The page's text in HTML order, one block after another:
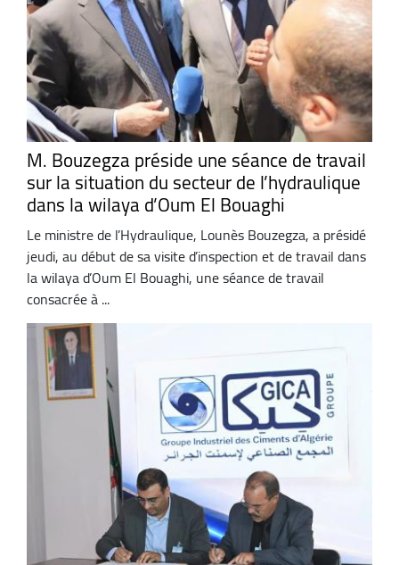
M. Bouzegza préside une séance de travail
sur la situation du secteur de l’hydraulique
dans la wilaya d’Oum El Bouaghi
Le ministre de l’Hydraulique, Lounès Bouzegza, a présidé
jeudi, au début de sa visite d’inspection et de travail dans
la wilaya d’Oum El Bouaghi, une séance de travail
consacrée à ...